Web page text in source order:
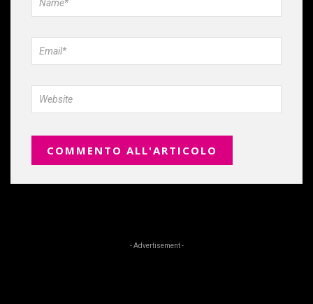
- Advertisement -